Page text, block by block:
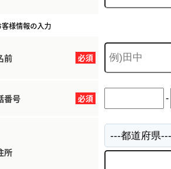
客様情報の入力
必須
前
必須
番号 -
所